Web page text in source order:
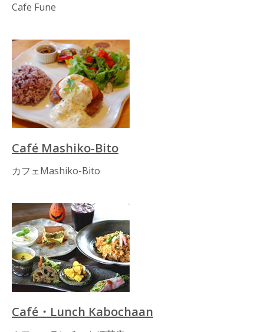
Cafe Fune
Café Mashiko-Bito
カフェMashiko-Bito
Café・Lunch Kabochaan